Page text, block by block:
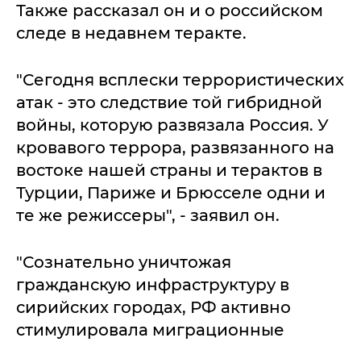
Также рассказал он и о российском
следе в недавнем теракте.
"Сегодня всплески террористических
атак - это следствие той гибридной
войны, которую развязала Россия. У
кровавого террора, развязанного на
востоке нашей страны и терактов в
Турции, Париже и Брюсселе одни и
те же режиссеры", - заявил он.
"Сознательно уничтожая
гражданскую инфраструктуру в
сирийских городах, РФ активно
стимулировала миграционные